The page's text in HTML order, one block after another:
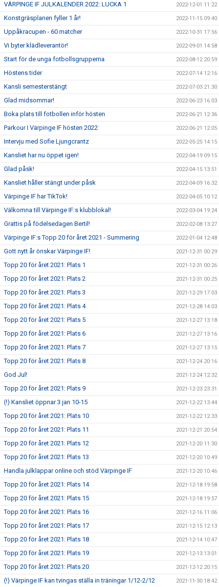
VÄRPINGE IF JULKALENDER 2022: LUCKA 1 2022-12-01 11:22
Konstgräsplanen fyller 1 år! 2022-11-15 09:40
Uppåkracupen - 60 matcher 2022-10-31 17:56
Vi byter klädleverantör! 2022-09-01 14:58
Start för de unga fotbollsgrupperna 2022-08-12 20:59
Höstens tider 2022-07-14 12:16
Kansli semesterstängt 2022-07-03 21:30
Glad midsommar! 2022-06-23 16:03
Boka plats till fotbollen inför hösten 2022-06-21 12:36
Parkour I Värpinge IF hösten 2022: 2022-06-21 12:05
Intervju med Sofie Ljungcrantz 2022-05-25 14:15
Kansliet har nu öppet igen! 2022-04-19 09:15
Glad påsk! 2022-04-15 13:51
Kansliet håller stängt under påsk 2022-04-09 16:32
Värpinge IF har TikTok! 2022-04-05 10:12
Välkomna till Värpinge IF:s klubblokal! 2022-03-04 19:24
Grattis på födelsedagen Bertil! 2022-02-08 13:27
Värpinge IF:s Topp 20 för året 2021 - Summering 2022-01-04 12:48
Gott nytt år önskar Värpinge IF! 2021-12-31 00:29
Topp 20 för året 2021: Plats 1 2021-12-31 00:26
Topp 20 för året 2021: Plats 2 2021-12-31 00:25
Topp 20 för året 2021: Plats 3 2021-12-29 17:03
Topp 20 för året 2021: Plats 4 2021-12-28 14:03
Topp 20 för året 2021: Plats 5 2021-12-27 13:18
Topp 20 för året 2021: Plats 6 2021-12-27 13:16
Topp 20 för året 2021: Plats 7 2021-12-27 13:15
Topp 20 för året 2021: Plats 8 2021-12-24 20:16
God Jul! 2021-12-24 12:32
Topp 20 för året 2021: Plats 9 2021-12-23 23:31
(!) Kansliet öppnar 3 jan 10-15 2021-12-22 13:44
Topp 20 för året 2021: Plats 10 2021-12-22 12:33
Topp 20 för året 2021: Plats 11 2021-12-21 20:54
Topp 20 för året 2021: Plats 12 2021-12-20 11:30
Topp 20 för året 2021: Plats 13 2021-12-20 10:49
Handla julklappar online och stöd Värpinge IF 2021-12-20 10:46
Topp 20 för året 2021: Plats 14 2021-12-18 19:58
Topp 20 för året 2021: Plats 15 2021-12-18 19:57
Topp 20 för året 2021: Plats 16 2021-12-16 11:06
Topp 20 för året 2021: Plats 17 2021-12-15 12:13
Topp 20 för året 2021: Plats 18 2021-12-14 10:47
Topp 20 för året 2021: Plats 19 2021-12-13 13:01
Topp 20 för året 2021: Plats 20 2021-12-12 20:15
(!) Värpinge IF kan tvingas ställa in träningar 1/12-2/12 2021-11-30 18:42